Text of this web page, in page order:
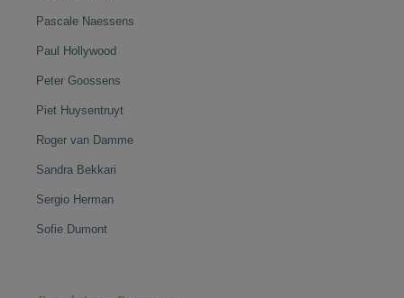
Pascale Naessens
Paul Hollywood
Peter Goossens
Piet Huysentruyt
Roger van Damme
Sandra Bekkari
Sergio Herman
Sofie Dumont